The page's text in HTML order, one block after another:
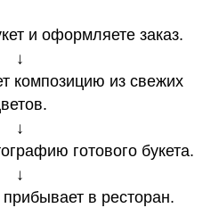
и оформляете заказ.
↓
композицию из свежих
↓
готового букета.
↓
в ресторан.